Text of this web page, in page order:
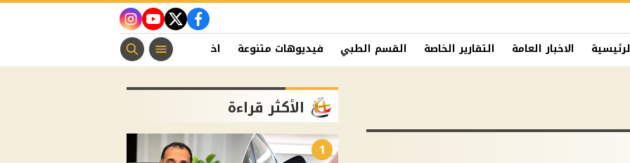
facebook
twitter
youtube
instagram
الاخبار العامة التقارير الخاصة القسم الطبي فيديوهات متنوعة اخبار الفن منوعات مسيحية
الأكثر قراءة
1